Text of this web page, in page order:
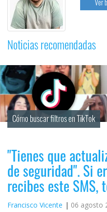
Ver
Noticias recomendadas
Cómo buscar filtros en TikTok
"Tienes que
de seguridad". Si
recibes este SMS,
Francisco Vicente 06 agosto